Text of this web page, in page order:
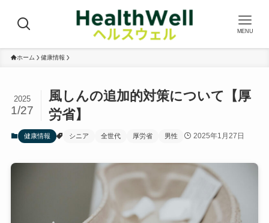
MENU
ホーム 健康情報
風しんの追加的対策について【厚
労省】
2025
1/27
健康情報 シニア 全世代 厚労省 男性 2025年1月27日